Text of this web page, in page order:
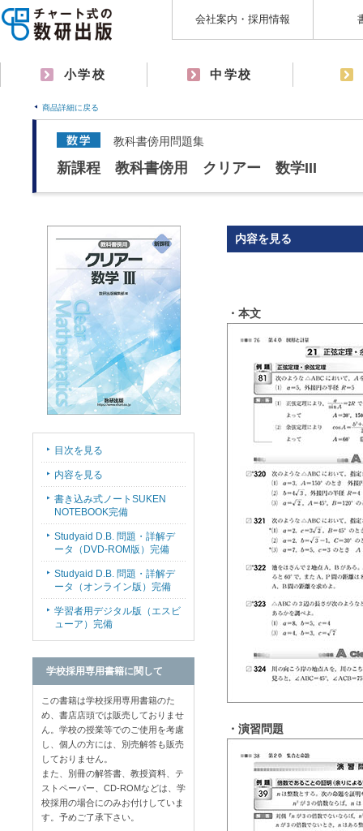
会社案内・採用情報
小学校 中学校
商品詳細に戻る
教科書傍用問題集
新課程 教科書傍用 クリアー 数学III
内容を見る
・本文
・演習問題
目次を見る
内容を見る
書き込み式ノートSUKEN
NOTEBOOK完備
Studyaid D.B. 問題・詳解デ
ータ（DVD-ROM版）完備
Studyaid D.B. 問題・詳解デ
ータ（オンライン版）完備
学習者用デジタル版（エスビ
ューア）完備
学校採用専用書籍に関して
この書籍は学校採用専用書籍のた
め、書店店頭では販売しておりませ
ん。学校の授業等でのご使用を考慮
し、個人の方には、別売解答も販売
しておりません。
また、別冊の解答書、教授資料、テ
ストペーパー、CD-ROMなどは、学
校採用の場合にのみお付けしていま
す。予めご了承下さい。